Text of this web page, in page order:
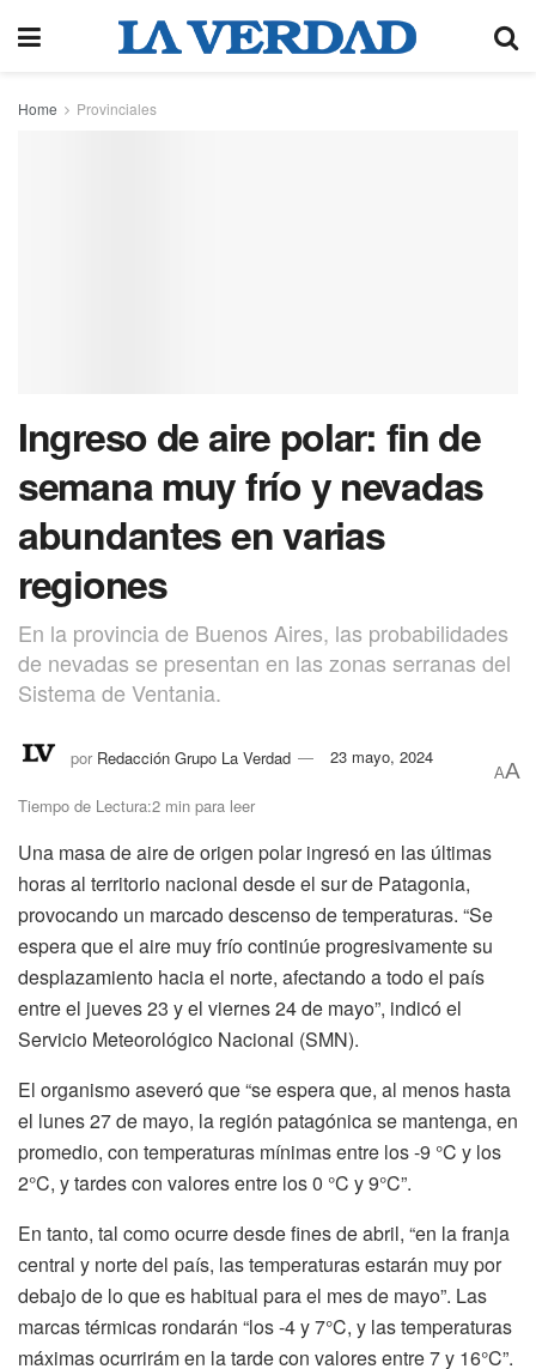
Home Provinciales
Ingreso de aire polar: fin de
semana muy frío y nevadas
abundantes en varias
regiones
En la provincia de Buenos Aires, las probabilidades
de nevadas se presentan en las zonas serranas del
Sistema de Ventania.
por Redacción Grupo La Verdad 23 mayo, 2024
Tiempo de Lectura:2 min para leer
AA
Una masa de aire de origen polar ingresó en las últimas
horas al territorio nacional desde el sur de Patagonia,
provocando un marcado descenso de temperaturas. “Se
espera que el aire muy frío continúe progresivamente su
desplazamiento hacia el norte, afectando a todo el país
entre el jueves 23 y el viernes 24 de mayo”, indicó el
Servicio Meteorológico Nacional (SMN).
El organismo aseveró que “se espera que, al menos hasta
el lunes 27 de mayo, la región patagónica se mantenga, en
promedio, con temperaturas mínimas entre los -9 °C y los
2°C, y tardes con valores entre los 0 °C y 9°C”.
En tanto, tal como ocurre desde fines de abril, “en la franja
central y norte del país, las temperaturas estarán muy por
debajo de lo que es habitual para el mes de mayo”. Las
marcas térmicas rondarán “los -4 y 7°C, y las temperaturas
máximas ocurrirám en la tarde con valores entre 7 y 16°C”.